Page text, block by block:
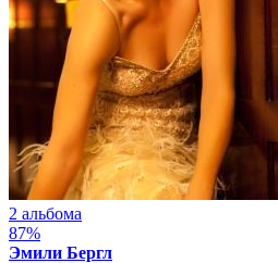
2 альбома
87%
Эмили Бергл